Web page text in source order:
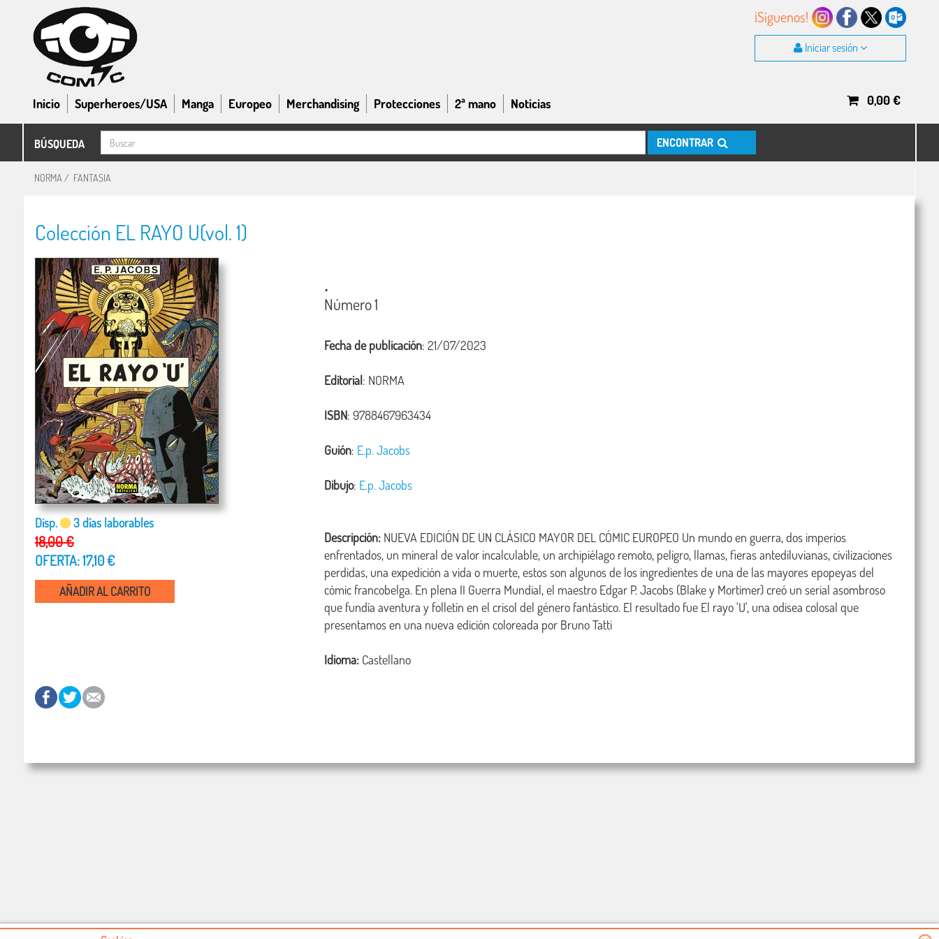
¡Síguenos!
Iniciar sesión
Inicio Superheroes/USA Manga Europeo Merchandising Protecciones 2ª mano Noticias 0,00€
BÚSQUEDA ENCONTRAR
NORMA / FANTASIA
Colección EL RAYO U(vol. 1)
Disp. 3 días laborables
18,00 €
OFERTA: 17,10 €
AÑADIR AL CARRITO
.
Número 1
Fecha de publicación: 21/07/2023
Editorial: NORMA
ISBN: 9788467963434
Guión: E.p. Jacobs
Dibujo: E.p. Jacobs
Descripción: NUEVA EDICIÓN DE UN CLÁSICO MAYOR DEL CÓMIC EUROPEO Un mundo en guerra, dos imperios
enfrentados, un mineral de valor incalculable, un archipiélago remoto, peligro, llamas, fieras antediluvianas, civilizaciones
perdidas, una expedición a vida o muerte, estos son algunos de los ingredientes de una de las mayores epopeyas del
cómic francobelga. En plena II Guerra Mundial, el maestro Edgar P. Jacobs (Blake y Mortimer) creó un serial asombroso
que fundía aventura y folletín en el crisol del género fantástico. El resultado fue El rayo 'U', una odisea colosal que
presentamos en una nueva edición coloreada por Bruno Tatti
Idioma: Castellano